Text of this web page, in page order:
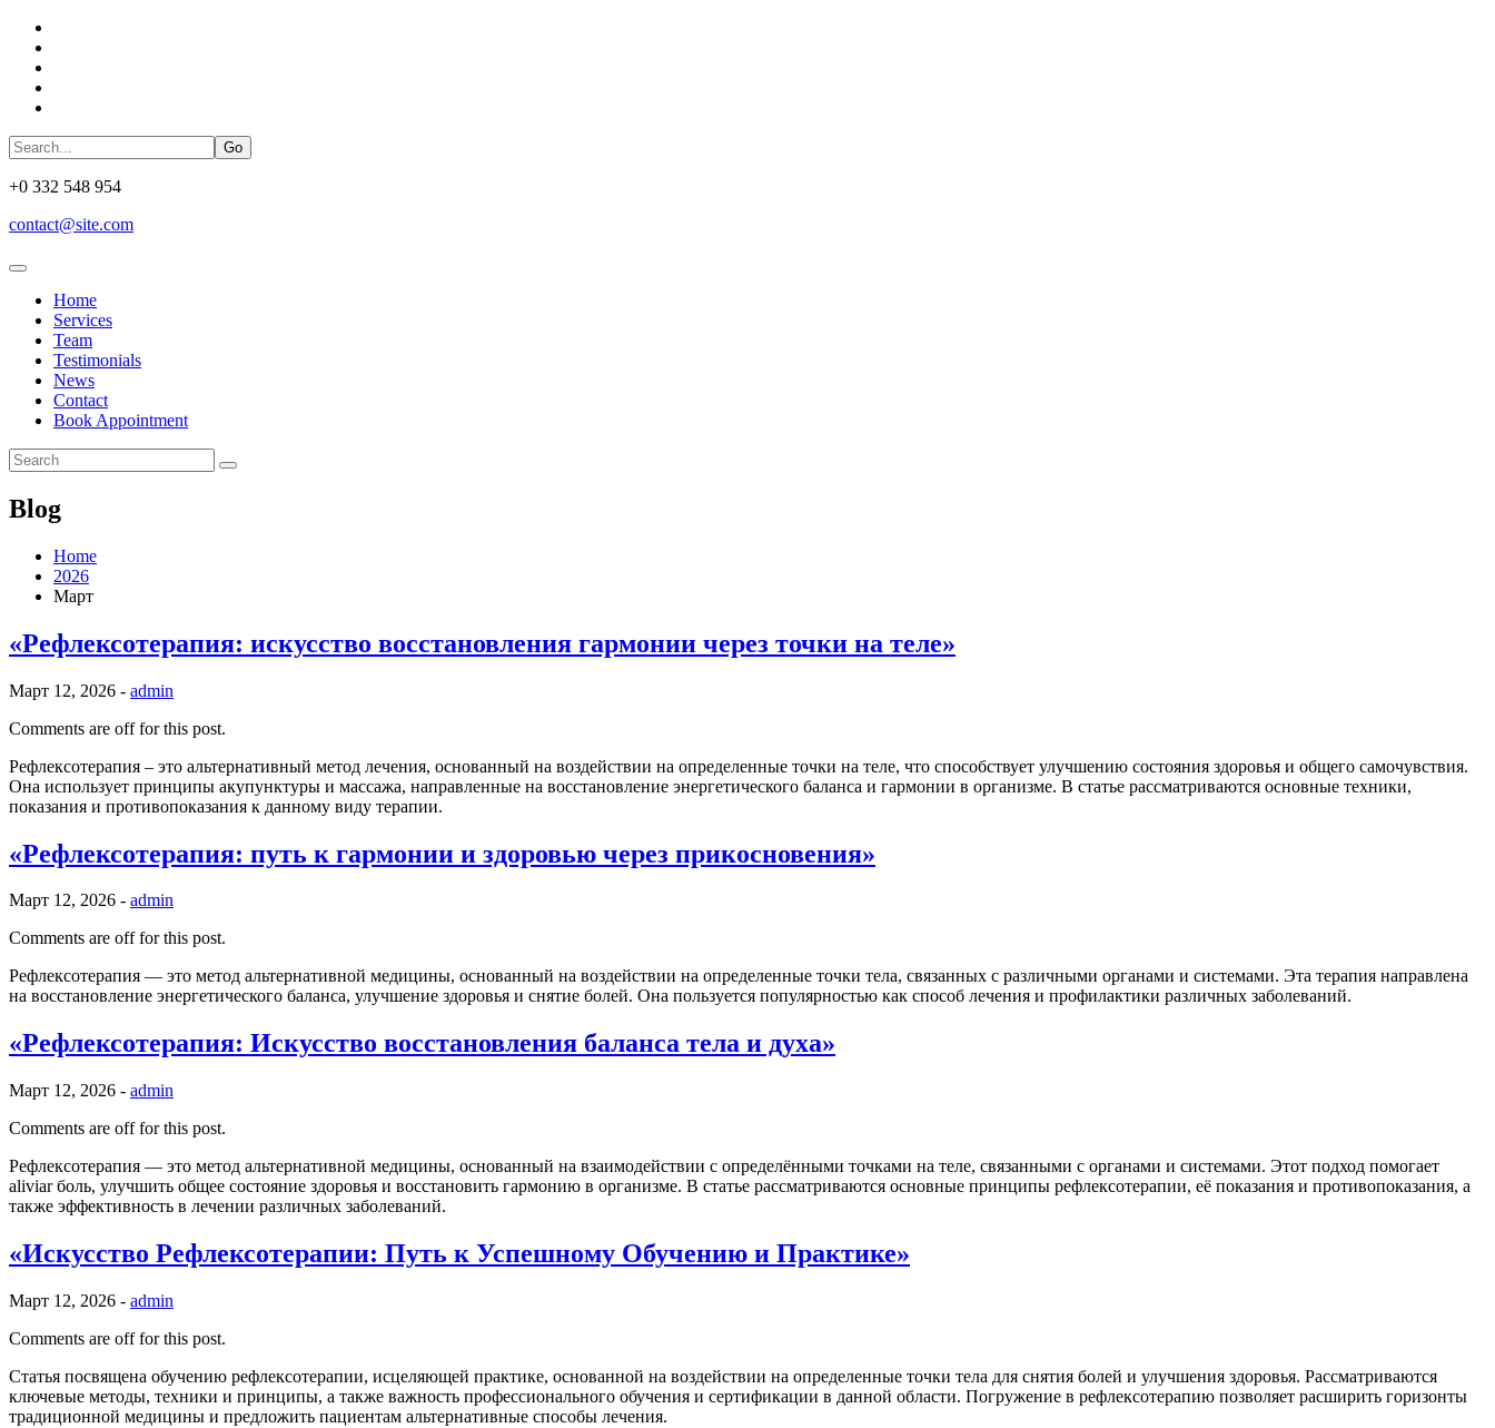
Go
+0 332 548 954
contact@site.com
Home
Services
Team
Testimonials
News
Contact
Book Appointment
Blog
Home
2026
Март
«Рефлексотерапия: искусство восстановления гармонии через точки на теле»
Март 12, 2026 - admin
Comments are off for this post.
Рефлексотерапия – это альтернативный метод лечения, основанный на воздействии на определенные точки на теле, что способствует улучшению состояния здоровья и общего самочувствия.
Она использует принципы акупунктуры и массажа, направленные на восстановление энергетического баланса и гармонии в организме. В статье рассматриваются основные техники,
показания и противопоказания к данному виду терапии.
«Рефлексотерапия: путь к гармонии и здоровью через прикосновения»
Март 12, 2026 - admin
Comments are off for this post.
Рефлексотерапия — это метод альтернативной медицины, основанный на воздействии на определенные точки тела, связанных с различными органами и системами. Эта терапия направлена
на восстановление энергетического баланса, улучшение здоровья и снятие болей. Она пользуется популярностью как способ лечения и профилактики различных заболеваний.
«Рефлексотерапия: Искусство восстановления баланса тела и духа»
Март 12, 2026 - admin
Comments are off for this post.
Рефлексотерапия — это метод альтернативной медицины, основанный на взаимодействии с определёнными точками на теле, связанными с органами и системами. Этот подход помогает
aliviar боль, улучшить общее состояние здоровья и восстановить гармонию в организме. В статье рассматриваются основные принципы рефлексотерапии, её показания и противопоказания, а
также эффективность в лечении различных заболеваний.
«Искусство Рефлексотерапии: Путь к Успешному Обучению и Практике»
Март 12, 2026 - admin
Comments are off for this post.
Статья посвящена обучению рефлексотерапии, исцеляющей практике, основанной на воздействии на определенные точки тела для снятия болей и улучшения здоровья. Рассматриваются
ключевые методы, техники и принципы, а также важность профессионального обучения и сертификации в данной области. Погружение в рефлексотерапию позволяет расширить горизонты
традиционной медицины и предложить пациентам альтернативные способы лечения.